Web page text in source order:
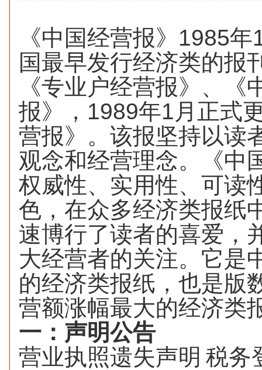
《中国经营报》 1985年
国最早发行经济类的报
《专业户经营报》、《
报》， 1989年1 月正式
营报》。该报坚持以读
观念和经营理念。《中
权威性、实用性、可读
色，在众多经济类报纸
速博行了读者的喜爱，
大经营者的关注。它是
的经济类报纸，也是版
营额涨幅最大的经济类
一：声明公告
营业执照遗失声明 税务